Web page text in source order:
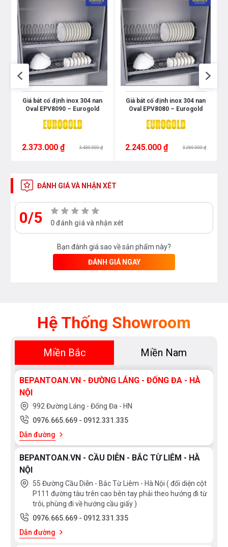
Giá bát cố định inox 304 nan
Oval EPV8090 – Eurogold
2.373.000 ₫ 3.430.000 ₫
Giá bát cố định inox 304 nan
Oval EPV8080 – Eurogold
2.245.000 ₫ 3.260.000 ₫
ĐÁNH GIÁ VÀ NHẬN XÉT
0/5 0 đánh giá và nhận xét
Bạn đánh giá sao về sản phẩm này?
ĐÁNH GIÁ NGAY
Hệ Thống Showroom
Miền Bắc Miền Nam
BEPANTOAN.VN - ĐƯỜNG LÁNG - ĐỐNG ĐA - HÀ
NỘI
992 Đường Láng - Đống Đa - HN
0976.665.669 - 0912.331.335
Dẫn đường
BEPANTOAN.VN - CẦU DIỄN - BẮC TỪ LIÊM - HÀ
NỘI
55 Đường Cầu Diễn - Bắc Từ Liêm - Hà Nội ( đối diện cột
P111 đường tàu trên cao bên tay phải theo hướng đi từ
trôi, phùng đi về hướng cầu giấy )
0976.665.669 - 0912.331.335
Dẫn đường